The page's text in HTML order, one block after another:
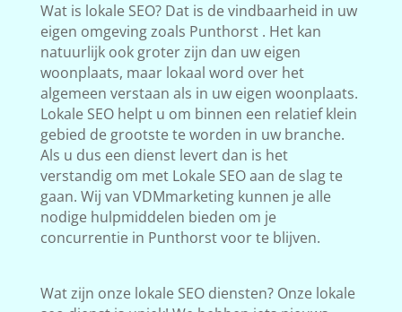
Wat is lokale SEO? Dat is de vindbaarheid in uw
eigen omgeving zoals Punthorst . Het kan
natuurlijk ook groter zijn dan uw eigen
woonplaats, maar lokaal word over het
algemeen verstaan als in uw eigen woonplaats.
Lokale SEO helpt u om binnen een relatief klein
gebied de grootste te worden in uw branche.
Als u dus een dienst levert dan is het
verstandig om met Lokale SEO aan de slag te
gaan. Wij van VDMmarketing kunnen je alle
nodige hulpmiddelen bieden om je
concurrentie in Punthorst voor te blijven.
Wat zijn onze lokale SEO diensten? Onze lokale